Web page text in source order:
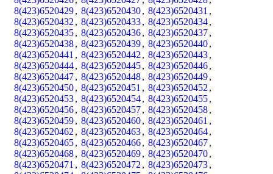
8(423)6520429, 8(423)6520430, 8(423)6520431 ,
8(423)6520432 , 8(423)6520433, 8(423)6520434,
8(423)6520435, 8(423)6520436, 8(423)6520437,
8(423)6520438, 8(423)6520439, 8(423)6520440,
8(423)6520441 , 8(423)6520442 , 8(423)6520443,
8(423)6520444, 8(423)6520445, 8(423)6520446,
8(423)6520447, 8(423)6520448, 8(423)6520449,
8(423)6520450, 8(423)6520451 , 8(423)6520452 ,
8(423)6520453, 8(423)6520454, 8(423)6520455,
8(423)6520456, 8(423)6520457, 8(423)6520458,
8(423)6520459, 8(423)6520460, 8(423)6520461 ,
8(423)6520462 , 8(423)6520463, 8(423)6520464,
8(423)6520465, 8(423)6520466, 8(423)6520467,
8(423)6520468, 8(423)6520469, 8(423)6520470,
8(423)6520471 , 8(423)6520472 , 8(423)6520473,